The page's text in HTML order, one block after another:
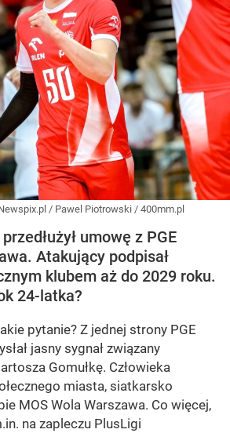
/ Pawel Piotrowski / 400mm.pl
umowę z PGE
Atakujący podpisał
klubem aż do 2029 roku.
24-latka?
pytanie? Z jednej strony PGE
jasny sygnał związany
Gomułkę. Człowieka
miasta, siatkarsko
MOS Wola Warszawa. Co więcej,
na zapleczu PlusLigi